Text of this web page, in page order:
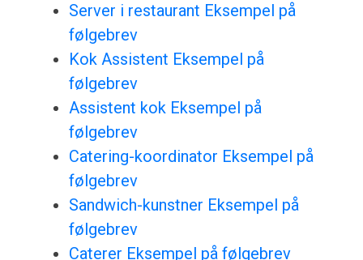
Server i restaurant Eksempel på
følgebrev
Kok Assistent Eksempel på
følgebrev
Assistent kok Eksempel på
følgebrev
Catering-koordinator Eksempel på
følgebrev
Sandwich-kunstner Eksempel på
følgebrev
Caterer Eksempel på følgebrev